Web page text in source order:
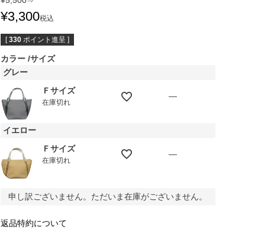
¥3,300税込
[ 330 ポイント進呈 ]
カラー サイズ
グレー
Ｆサイズ
在庫切れ
—
イエロー
Ｆサイズ
在庫切れ
—
申し訳ございません。ただいま在庫がございません。
返品特約について